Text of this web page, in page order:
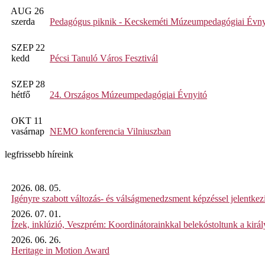
AUG 26
szerda
Pedagógus piknik - Kecskeméti Múzeumpedagógiai
SZEP 22
kedd
Pécsi Tanuló Város Fesztivál
SZEP 28
hétfő
24. Országos Múzeumpedagógiai Évnyitó
OKT 11
vasárnap NEMO konferencia Vilniuszban
legfrissebb híreink
2026. 08. 05.
Igényre szabott változás- és válságmenedzsment képzéssel
2026. 07. 01.
Ízek, inklúzió, Veszprém: Koordinátorainkkal belekóstoltunk a
2026. 06. 26.
Heritage in Motion Award